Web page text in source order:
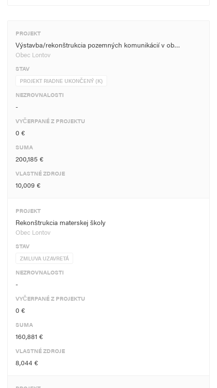
PROJEKT
Výstavba/rekonštrukcia pozemných komunikácií v ob…
Obec Lontov
STAV
PROJEKT RIADNE UKONČENÝ (K)
NEZROVNALOSTI
-
VYČERPANÉ Z PROJEKTU
0 €
SUMA
200,185 €
VLASTNÉ ZDROJE
10,009 €
PROJEKT
Rekonštrukcia materskej školy
Obec Lontov
STAV
ZMLUVA UZAVRETÁ
NEZROVNALOSTI
-
VYČERPANÉ Z PROJEKTU
0 €
SUMA
160,881 €
VLASTNÉ ZDROJE
8,044 €